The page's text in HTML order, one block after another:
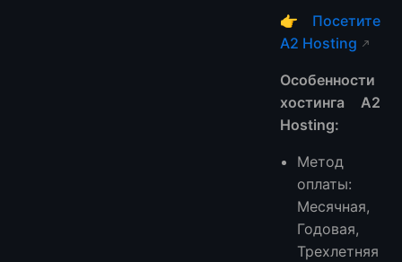
👉 Посетите
A2 Hosting
Особенности
хостинга A2
Hosting:
Метод
оплаты:
Месячная,
Годовая,
Трехлетняя